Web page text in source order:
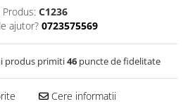
Produs: C1236
ajutor? 0723575569
produs primiti46puncte de fidelitate
Cere informatii